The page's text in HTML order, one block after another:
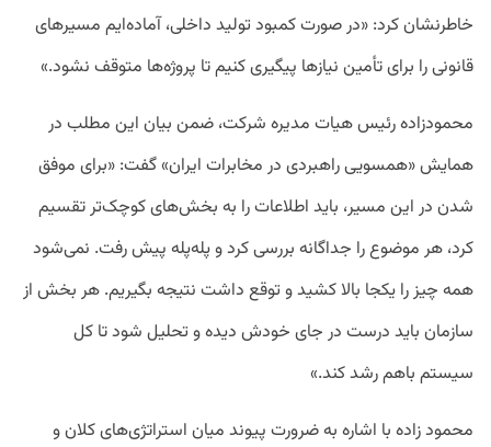
خاطرنشان کرد: «در صورت کمبود تولید داخلی، آماده‌ایم مسیرهای
قانونی را برای تأمین نیازها پیگیری کنیم تا پروژه‌ها متوقف نشود.»
محمودزاده رئیس هیات مدیره شرکت، ضمن بیان این مطلب در
همایش «همسویی راهبردی در مخابرات ایران» گفت: «برای موفق
شدن در این مسیر، باید اطلاعات را به بخش‌های کوچک‌تر تقسیم
کرد، هر موضوع را جداگانه بررسی کرد و پله‌پله پیش رفت. نمی‌شود
همه چیز را یکجا بالا کشید و توقع داشت نتیجه بگیریم. هر بخش از
سازمان باید درست در جای خودش دیده و تحلیل شود تا کل
سیستم باهم رشد کند.»
محمود زاده با اشاره به ضرورت پیوند میان استراتژی‌های کلان و